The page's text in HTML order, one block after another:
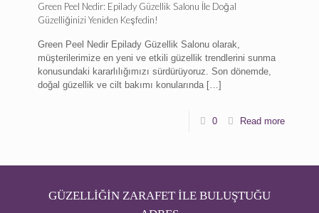
Green Peel Nedir: Epilady Güzellik Salonu İle Doğal
Güzelliğinizi Yeniden Keşfedin!
Green Peel Nedir Epilady Güzellik Salonu olarak,
müşterilerimize en yeni ve etkili güzellik trendlerini sunma
konusundaki kararlılığımızı sürdürüyoruz. Son dönemde,
doğal güzellik ve cilt bakımı konularında[…]
0 Read more
GÜZELLİĞİN ZARAFET İLE BULUŞTUĞU